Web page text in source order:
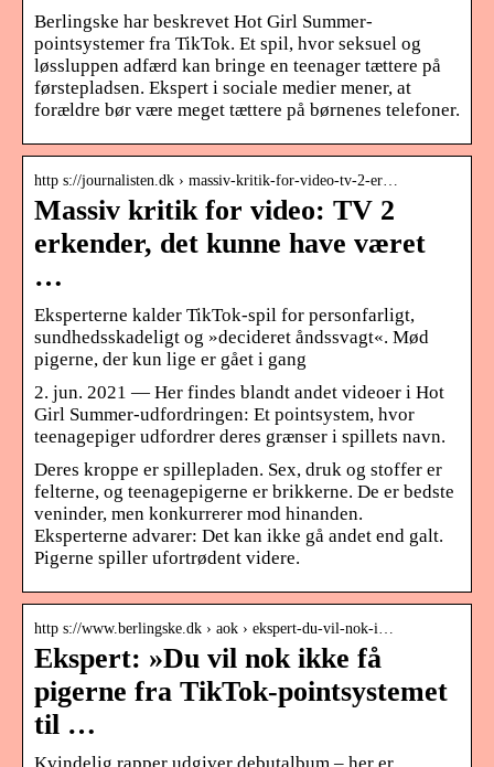
Berlingske har beskrevet Hot Girl Summer-
pointsystemer fra TikTok. Et spil, hvor seksuel og
løssluppen adfærd kan bringe en teenager tættere på
førstepladsen. Ekspert i sociale medier mener, at
forældre bør være meget tættere på børnenes telefoner.
http s://journalisten.dk › massiv-kritik-for-video-tv-2-er…
Massiv kritik for video: TV 2
erkender, det kunne have været
…
Eksperterne kalder TikTok-spil for personfarligt,
sundhedsskadeligt og »decideret åndssvagt«. Mød
pigerne, der kun lige er gået i gang
2. jun. 2021 — Her findes blandt andet videoer i Hot
Girl Summer-udfordringen: Et pointsystem, hvor
teenagepiger udfordrer deres grænser i spillets navn.
Deres kroppe er spillepladen. Sex, druk og stoffer er
felterne, og teenagepigerne er brikkerne. De er bedste
veninder, men konkurrerer mod hinanden.
Eksperterne advarer: Det kan ikke gå andet end galt.
Pigerne spiller ufortrødent videre.
http s://www.berlingske.dk › aok › ekspert-du-vil-nok-i…
Ekspert: »Du vil nok ikke få
pigerne fra TikTok-pointsystemet
til …